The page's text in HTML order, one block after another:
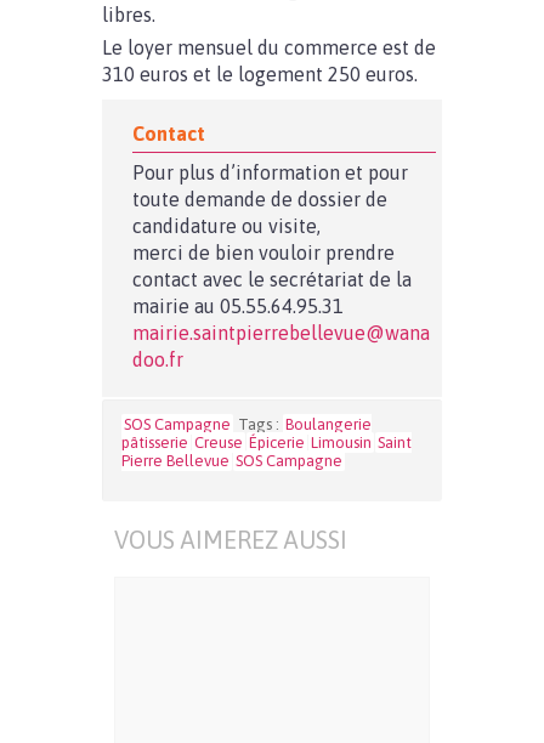
libres.
Le loyer mensuel du commerce est de
310 euros et le logement 250 euros.
Contact
Pour plus d’information et pour
toute demande de dossier de
candidature ou visite,
merci de bien vouloir prendre
contact avec le secrétariat de la
mairie au 05.55.64.95.31
mairie.saintpierrebellevue@wana
doo.fr
SOS Campagne Tags : Boulangerie
pâtisserie Creuse Épicerie Limousin Saint
Pierre Bellevue SOS Campagne
VOUS AIMEREZ AUSSI